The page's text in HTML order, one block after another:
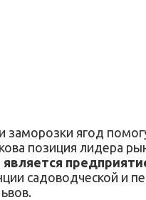
ягод
позиция лидера
садоводческой и